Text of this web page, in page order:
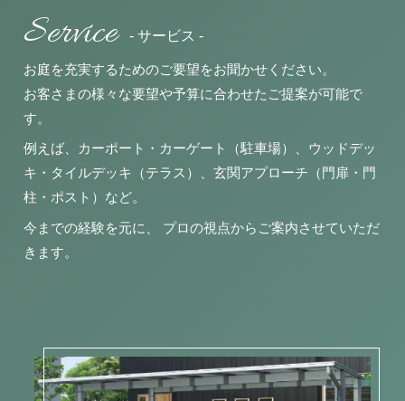
Service - サービス -
お庭を充実するためのご要望をお聞かせください。
お客さまの様々な要望や予算に合わせたご提案が可能で
す。
例えば、カーポート・カーゲート（駐車場）、ウッドデッ
キ・タイルデッキ（テラス）、玄関アプローチ（門扉・門
柱・ポスト）など。
今までの経験を元に、 プロの視点からご案内させていただ
きます。